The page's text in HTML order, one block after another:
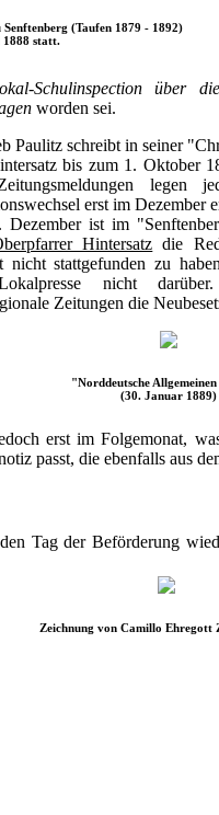
(Taufen 1879 - 1892)
1888 statt.
Schulinspection über
worden sei.
Paulitz schreibt in seiner
bis zum 1. Oktober
legen
erst im Dezember
Dezember ist im
Hintersatz die
nicht stattgefunden zu
nicht
Zeitungen die
"Norddeutsche
(30. Januar 1889)
erst im Folgemonat,
passt, die ebenfalls aus
Tag der Beförderung
Zeichnung von Camillo Ehregott